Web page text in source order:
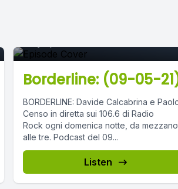
Borderline: (09-05-
BORDERLINE: Davide Calcabrina e
Censo in diretta sui 106.6 di Radio
Rock ogni domenica notte, da
alle tre. Podcast del 09...
Listen